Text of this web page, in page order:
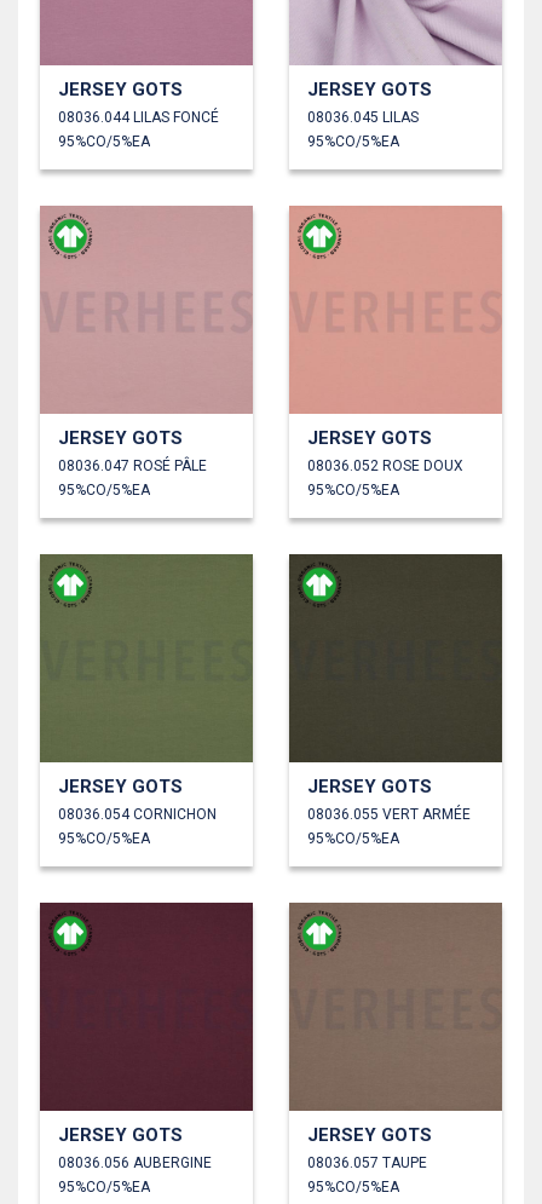
JERSEY GOTS
08036.044 LILAS FONCÉ
95%CO/5%EA
JERSEY GOTS
08036.045 LILAS
95%CO/5%EA
JERSEY GOTS
08036.047 ROSÉ PÂLE
95%CO/5%EA
JERSEY GOTS
08036.052 ROSE DOUX
95%CO/5%EA
JERSEY GOTS
08036.054 CORNICHON
95%CO/5%EA
JERSEY GOTS
08036.055 VERT ARMÉE
95%CO/5%EA
JERSEY GOTS
08036.056 AUBERGINE
95%CO/5%EA
JERSEY GOTS
08036.057 TAUPE
95%CO/5%EA